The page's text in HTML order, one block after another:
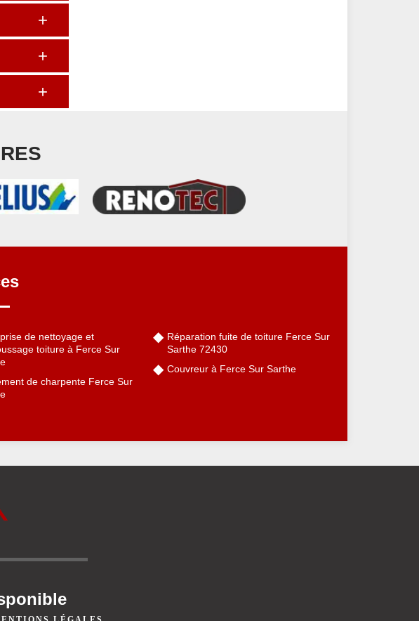
de nettoyage et
toiture à Ferce Sur
de charpente Ferce Sur
Réparation fuite de toiture Ferce Sur
Sarthe 72430
Couvreur à Ferce Sur Sarthe